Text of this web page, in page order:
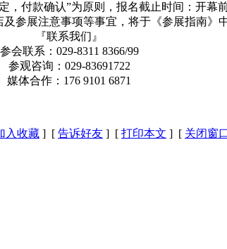
，付款确认”为原则，报名截止时间：开幕
参展注意事项等事宜，将于《参展指南》
『联系我们』
参会联系：029-8311 8366/99
参观咨询：029-83691722
媒体合作：176 9101 6871
入收藏 ] [ 告诉好友 ] [ 打印本文 ] [ 关闭窗